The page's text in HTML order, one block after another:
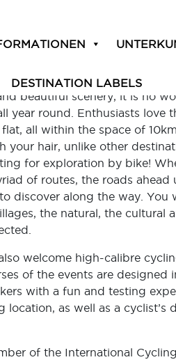
DESTINATION LABELS
beautiful scenery, it is no
­round. Enthusiasts love
all within the space of
your hair, unlike other
for exploration by bike!
of routes, the roads ahead
discover along the way. You
the natural, the cultural
welcome high-calibre
of the events are designed
with a fun and testing
as well as a cyclist’s
of the International